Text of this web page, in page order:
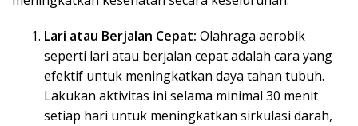
Lari atau Berjalan Cepat: Olahraga aerobik
seperti lari atau berjalan cepat adalah cara yang
efektif untuk meningkatkan daya tahan tubuh.
Lakukan aktivitas ini selama minimal 30 menit
setiap hari untuk meningkatkan sirkulasi darah,